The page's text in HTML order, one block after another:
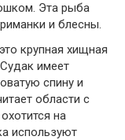
Эта рыба
и блесны.
крупная хищная
имеет
спину и
области с
на
используют